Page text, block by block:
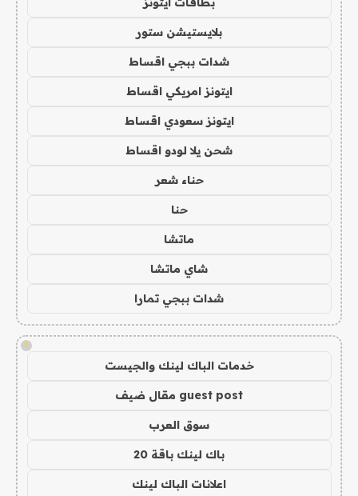
بلايستيشن ستور
شدات ببجي اقساط
ايتونز امريكي اقساط
ايتونز سعودي اقساط
شحن يلا لودو اقساط
حناء شعر
حنا
ماتشا
شاي ماتشا
شدات ببجي تمارا
!
خدمات الباك لينك والجيست
guest post مقال ضيف
سوق العرب
باك لينك باقة 20
اعلانات الباك لينك